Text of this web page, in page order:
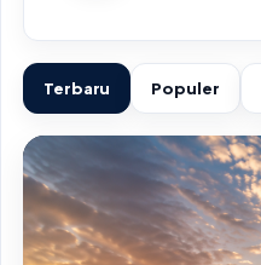
Terbaru Populer